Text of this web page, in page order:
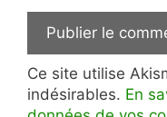
Ce site utilise
indésirables. En